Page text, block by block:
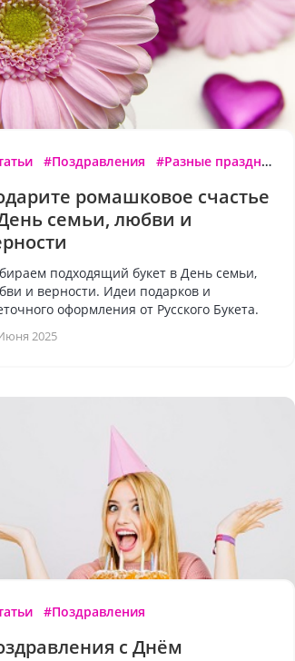
#Поздравления #Разные праздники
ромашковое счастье
семьи, любви и
подходящий букет в День семьи,
и верности. Идеи подарков и
оформления от Русского Букета.
2025
#Поздравления
с Днём